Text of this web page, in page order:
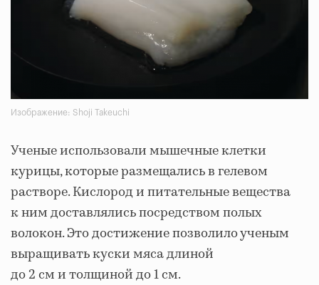
Изображение: Shoji Takeuchi
Ученые использовали мышечные клетки
курицы, которые размещались в гелевом
растворе. Кислород и питательные вещества
к ним доставлялись посредством полых
волокон. Это достижение позволило ученым
выращивать куски мяса длиной
до 2 см и толщиной до 1 см.